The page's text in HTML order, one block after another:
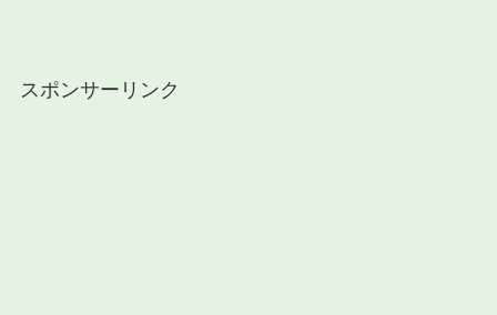
スポンサーリンク